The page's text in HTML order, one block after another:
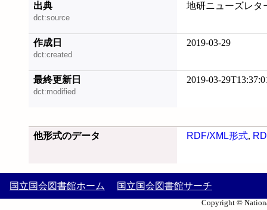
出典
dct:source
地研ニューズレタ
作成日
dct:created
2019-03-29
最終更新日
dct:modified
2019-03-
他形式のデータ RDF/XML形式,
国立国会図書館ホーム 国立国会図書館サーチ
Copyright ©